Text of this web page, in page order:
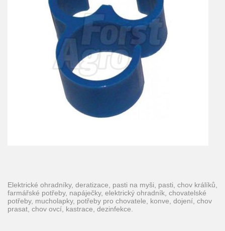
elektrické ohradníky, deratizace, pasti na myši, pasti, chov králíků,
farmářské potřeby, napáječky, elektrický ohradník, chovatelské
potřeby, mucholapky, potřeby pro chovatele, konve, dojení, chov
prasat, chov ovcí, kastrace, dezinfekce.